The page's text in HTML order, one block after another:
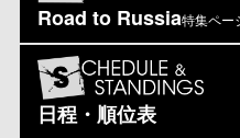
Road to Russia特集ペー
日程・順位表